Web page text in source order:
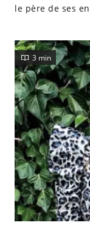
le père de ses
3 min